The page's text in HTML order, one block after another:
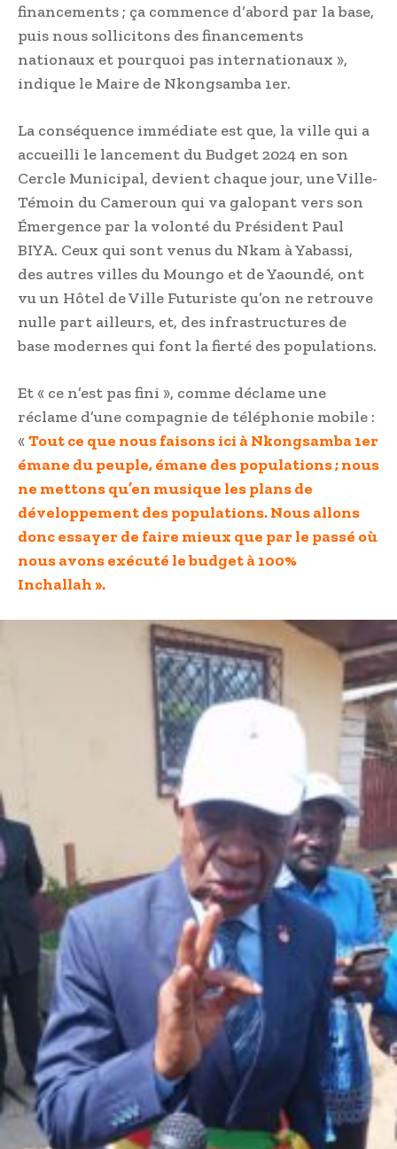
financements ; ça commence d’abord par la base,
puis nous sollicitons des financements
nationaux et pourquoi pas internationaux »,
indique le Maire de Nkongsamba 1er.
La conséquence immédiate est que, la ville qui a
accueilli le lancement du Budget 2024 en son
Cercle Municipal, devient chaque jour, une Ville-
Témoin du Cameroun qui va galopant vers son
Émergence par la volonté du Président Paul
BIYA. Ceux qui sont venus du Nkam à Yabassi,
des autres villes du Moungo et de Yaoundé, ont
vu un Hôtel de Ville Futuriste qu’on ne retrouve
nulle part ailleurs, et, des infrastructures de
base modernes qui font la fierté des populations.
Et « ce n’est pas fini », comme déclame une
réclame d’une compagnie de téléphonie mobile :
«Tout ce que nous faisons ici à Nkongsamba 1er
émane du peuple, émane des populations ; nous
ne mettons qu’en musique les plans de
développement des populations. Nous allons
donc essayer de faire mieux que par le passé où
nous avons exécuté le budget à 100%
Inchallah ».